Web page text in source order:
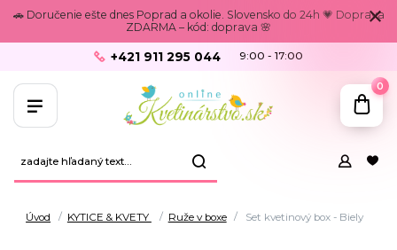
🚗 Doručenie ešte dnes Poprad a okolie. Slovensko do 24h 💗 Doprava
ZDARMA – kód: doprava 🌸
+421 911 295 044 9:00 - 17:00
0
Úvod KYTICE & KVETY Ruže v boxe Set kvetinový box - Biely